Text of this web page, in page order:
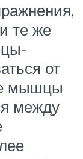
те же
от
мышцы
между